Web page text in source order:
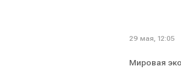
29 мая, 12:05
Мировая